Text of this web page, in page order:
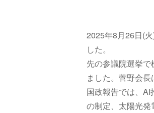
2025年8月26日(
した。
先の参議院選挙
ました。菅野会
国政報告では、
の制定、太陽光